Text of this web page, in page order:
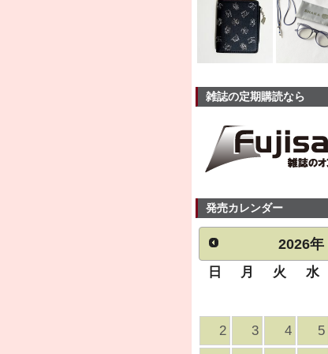
雑誌の定期購読なら
発売カレンダー
2026年
日 月 火 水
2 3 4 5